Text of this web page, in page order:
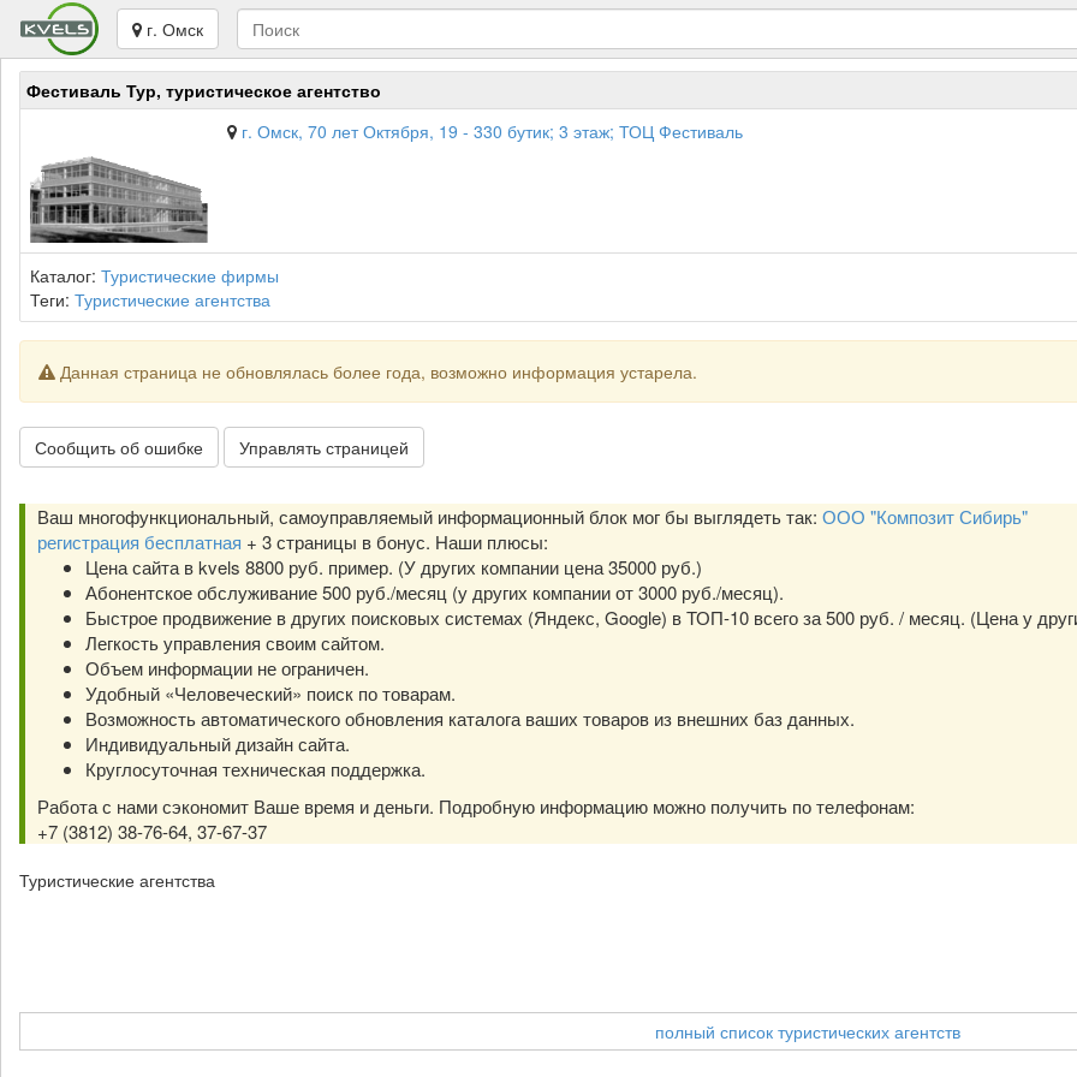
г. Омск
Фестиваль Тур, туристическое агентство
г. Омск, 70 лет Октября, 19 - 330 бутик; 3 этаж; ТОЦ Фестиваль
Каталог: Туристические фирмы
Теги: Туристические агентства
Данная страница не обновлялась более года, возможно информация устарела.
Сообщить об ошибке Управлять страницей
Ваш многофункциональный, самоуправляемый информационный блок мог бы выглядеть так: ООО "Композит Сибирь"
регистрация бесплатная + 3 страницы в бонус. Наши плюсы:
Цена сайта в kvels 8800 руб. пример. (У других компании цена 35000 руб.)
Абонентское обслуживание 500 руб./месяц (у других компании от 3000 руб./месяц).
Быстрое продвижение в других поисковых системах (Яндекс, Google) в ТОП-10 всего за 500 руб. / месяц. (Цена у
Легкость управления своим сайтом.
Объем информации не ограничен.
Удобный «Человеческий» поиск по товарам.
Возможность автоматического обновления каталога ваших товаров из внешних баз данных.
Индивидуальный дизайн сайта.
Круглосуточная техническая поддержка.
Работа с нами сэкономит Ваше время и деньги. Подробную информацию можно получить по телефонам:
+7 (3812) 38-76-64, 37-67-37
Туристические агентства
полный список туристических агентств